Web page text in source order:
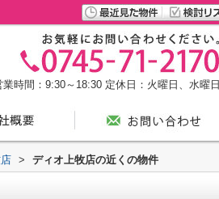
業時間：9:30～18:30 定休日：火曜日、水曜日
> ディオ上牧店の近くの物件